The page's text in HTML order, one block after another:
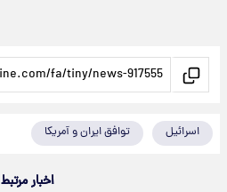
اسرائیل توافق ایران و آمریکا
اخبار مرتبط